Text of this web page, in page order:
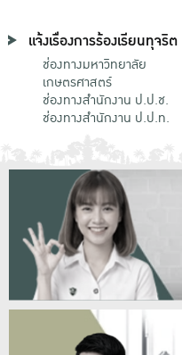
แจ้งเรื่องการร้องเรียนทุจริต
ช่องทางมหาวิทยาลัย
เกษตรศาสตร์
ช่องทางสำนักงาน ป.ป.ช.
ช่องทางสำนักงาน ป.ป.ท.